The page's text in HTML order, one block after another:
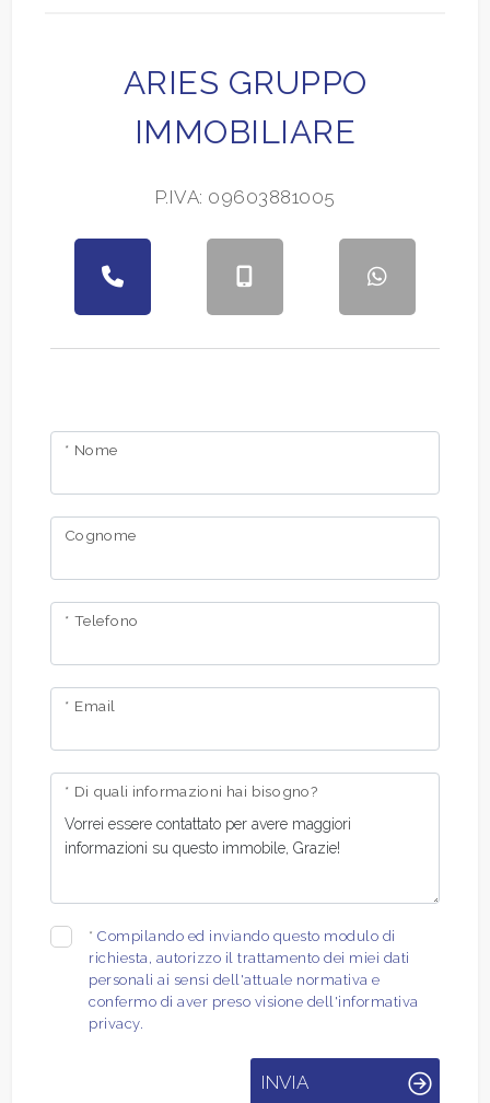
ARIES GRUPPO
IMMOBILIARE
P.IVA: 09603881005
* Nome
Cognome
* Telefono
* Email
* Di quali informazioni hai bisogno?
*Compilando ed inviando questo modulo di
richiesta, autorizzo il trattamento dei miei dati
personali ai sensi dell'attuale normativa e
confermo di aver preso visione dell'informativa
privacy.
INVIA
Giardino
Posto auto/Box
Balcone/Terrazzo
Arredato
Nuova costruzione